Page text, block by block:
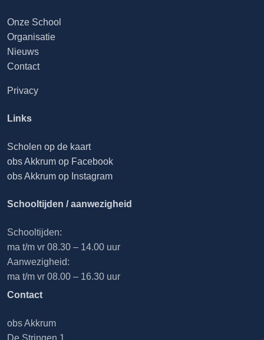
Onze School
Organisatie
Nieuws
Contact
Privacy
Links
Scholen op de kaart
obs Akkrum op Facebook
obs Akkrum op Instagram
Schooltijden / aanwezigheid
Schooltijden:
ma t/m vr 08.30 – 14.00 uur
Aanwezigheid:
ma t/m vr 08.00 – 16.30 uur
Contact
obs Akkrum